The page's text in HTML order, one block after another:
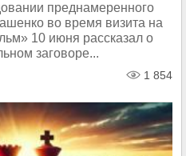
преднамеренного
во время визита на
10 июня рассказал о
заговоре...
1 854